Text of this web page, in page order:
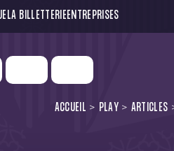
LA BILLETTERIEENTREPRISES
ACCUEIL PLAY ARTICLES